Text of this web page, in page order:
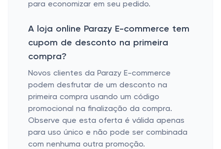
para economizar em seu pedido.
A loja online Parazy E-commerce tem
cupom de desconto na primeira
compra?
Novos clientes da Parazy E-commerce
podem desfrutar de um desconto na
primeira compra usando um código
promocional na finalização da compra.
Observe que esta oferta é válida apenas
para uso único e não pode ser combinada
com nenhuma outra promoção.